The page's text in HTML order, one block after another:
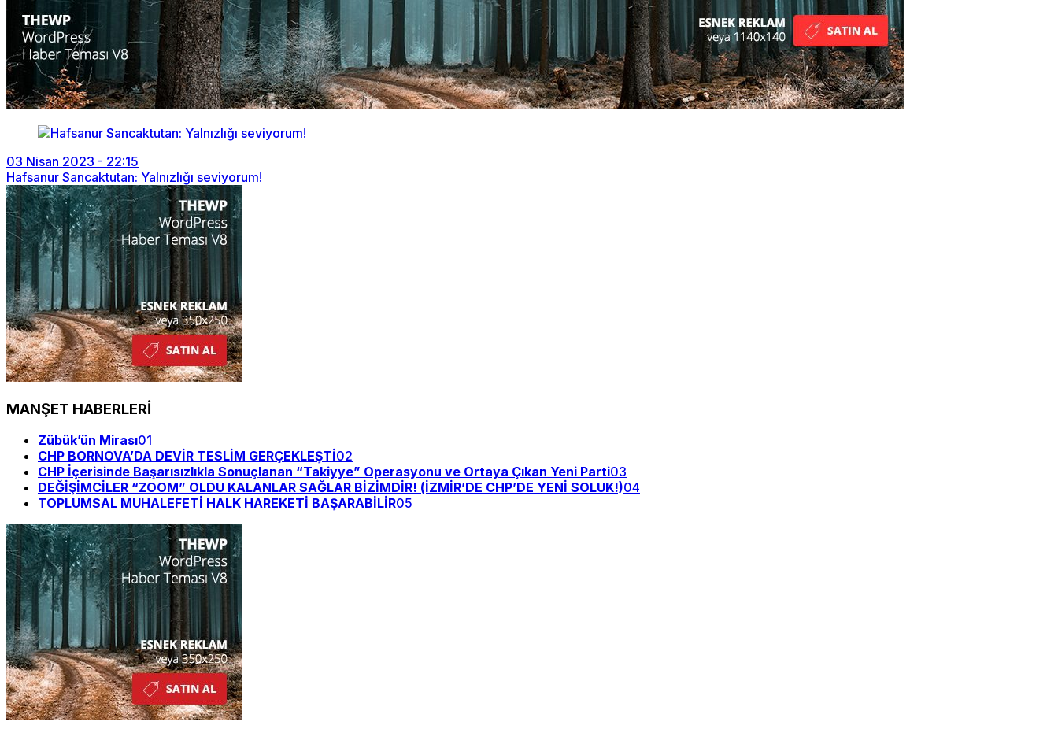
03 Nisan 2023 - 22:15
Hafsanur Sancaktutan: Yalnızlığı seviyorum!
MANŞET HABERLERİ
Zübük’ün Mirası01
CHP BORNOVA’DA DEVİR TESLİM GERÇEKLEŞTİ02
CHP İçerisinde Başarısızlıkla Sonuçlanan “Takiyye” Operasyonu ve Ortaya Çıkan Yeni Parti03
DEĞİŞİMCİLER “ZOOM” OLDU KALANLAR SAĞLAR BİZİMDİR! (İZMİR’DE CHP’DE YENİ SOLUK!)04
TOPLUMSAL MUHALEFETİ HALK HAREKETİ BAŞARABİLİR05